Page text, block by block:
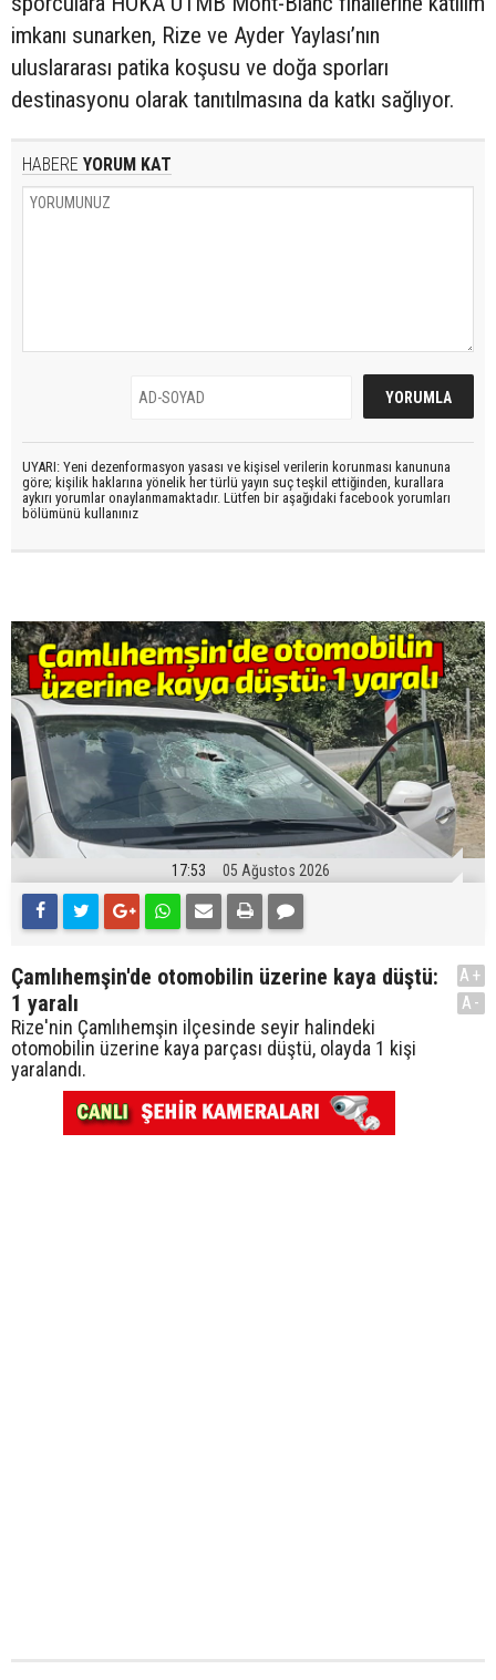
imkanı sunarken, Rize ve Ayder Yaylası’nın
uluslararası patika koşusu ve doğa sporları
destinasyonu olarak tanıtılmasına da katkı sağlıyor.
HABERE YORUM KAT
UYARI: Yeni dezenformasyon yasası ve kişisel verilerin korunması kanununa
göre; kişilik haklarına yönelik her türlü yayın suç teşkil ettiğinden, kurallara
aykırı yorumlar onaylanmamaktadır. Lütfen bir aşağıdaki facebook yorumları
bölümünü kullanınız
17:53 05 Ağustos 2026
Çamlıhemşin'de otomobilin üzerine kaya düştü:
1 yaralı
Rize'nin Çamlıhemşin ilçesinde seyir halindeki
otomobilin üzerine kaya parçası düştü, olayda 1 kişi
yaralandı.
A+
A-